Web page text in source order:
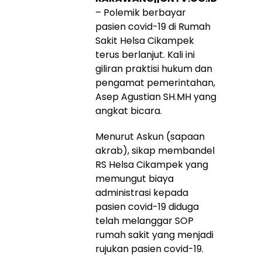
– Polemik berbayar
pasien covid-19 di Rumah
Sakit Helsa Cikampek
terus berlanjut. Kali ini
giliran praktisi hukum dan
pengamat pemerintahan,
Asep Agustian SH.MH yang
angkat bicara.
Menurut Askun (sapaan
akrab), sikap membandel
RS Helsa Cikampek yang
memungut biaya
administrasi kepada
pasien covid-19 diduga
telah melanggar SOP
rumah sakit yang menjadi
rujukan pasien covid-19.